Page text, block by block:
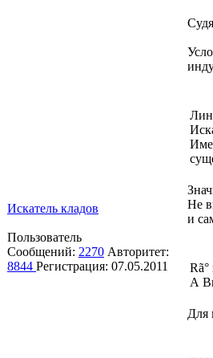
Искатель кладов
Пользователь
Сообщений: 2270 Авторитет:
8844 Регистрация: 07.05.2011
Не
и
А
Для